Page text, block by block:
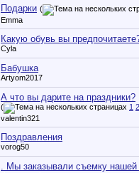
Подарки (
Emma
Какую обувь вы
Cyla
Бабушка
Artyom2017
А что вы дарите на праздники?
( 1 2
valentin321
Поздравления
vorog50
. Мы заказывали съемку